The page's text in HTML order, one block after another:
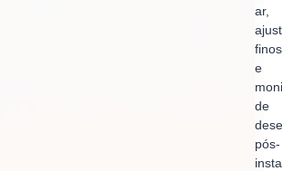
ar,
finos
e
de
pós-